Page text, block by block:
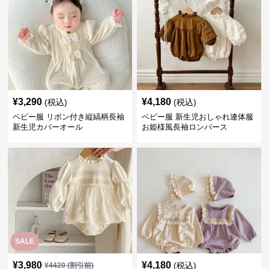
¥3,290 (税込)
ベビー服 リボン付き縦縞柄長袖
新生児カバーオール
¥4,180 (税込)
ベビー服 新生児おしゃれ連体服
お姫様風長袖ロンパース
SALE
¥3,980 ¥4420(割引前) ¥4,180 (税込)